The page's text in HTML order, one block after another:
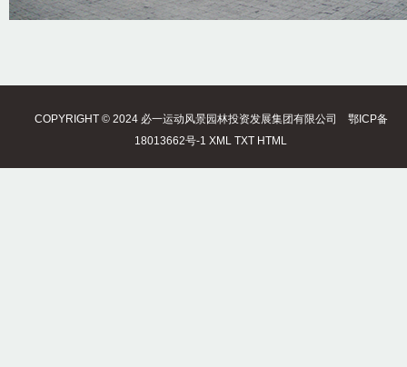
COPYRIGHT © 2024 必一运动风景园林投资发展集团有限公司 鄂ICP备
18013662号-1 XML TXT HTML